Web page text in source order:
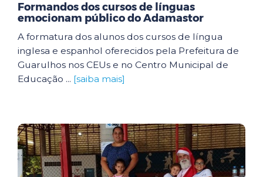
Formandos dos cursos de línguas
emocionam público do Adamastor
A formatura dos alunos dos cursos de língua
inglesa e espanhol oferecidos pela Prefeitura de
Guarulhos nos CEUs e no Centro Municipal de
Educação ... [saiba mais]